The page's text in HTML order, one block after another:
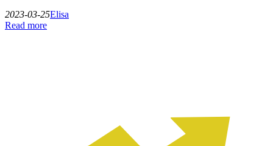
2023-03-25Elisa
Read more